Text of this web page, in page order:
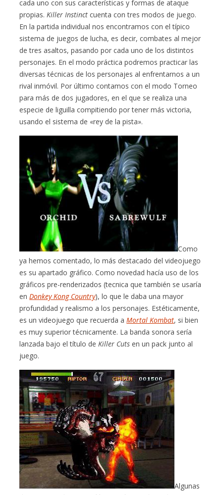
cada uno con sus características y formas de ataque
propias.Killer Instinct cuenta con tres modos de juego.
En la partida individual nos encontramos con el típico
sistema de juegos de lucha, es decir, combates al mejor
de tres asaltos, pasando por cada uno de los distintos
personajes. En el modo práctica podremos practicar las
diversas técnicas de los personajes al enfrentarnos a un
rival inmóvil. Por último contamos con el modo Torneo
para más de dos jugadores, en el que se realiza una
especie de liguilla compitiendo por tener más victoria,
usando el sistema de «rey de la pista».
Como
ya hemos comentado, lo más destacado del videojuego
es su apartado gráfico. Como novedad hacía uso de los
gráficos pre-renderizados (tecnica que también se usaría
enDonkey Kong Country), lo que le daba una mayor
profundidad y realismo a los personajes. Estéticamente,
es un videojuego que recuerda aMortal Kombat, si bien
es muy superior técnicamente. La banda sonora sería
lanzada bajo el título deKiller Cuts en un pack junto al
juego.
Algunas